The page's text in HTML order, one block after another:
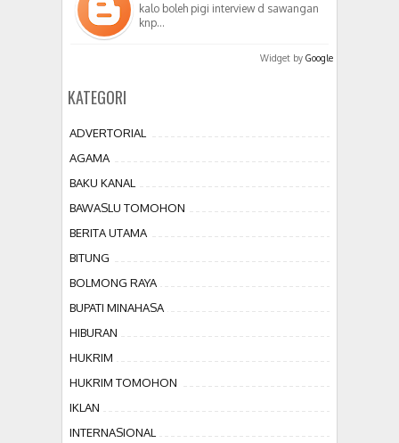
kalo boleh pigi interview d sawangan
knp…
Widget by Google
KATEGORI
ADVERTORIAL
AGAMA
BAKU KANAL
BAWASLU TOMOHON
BERITA UTAMA
BITUNG
BOLMONG RAYA
BUPATI MINAHASA
HIBURAN
HUKRIM
HUKRIM TOMOHON
IKLAN
INTERNASIONAL